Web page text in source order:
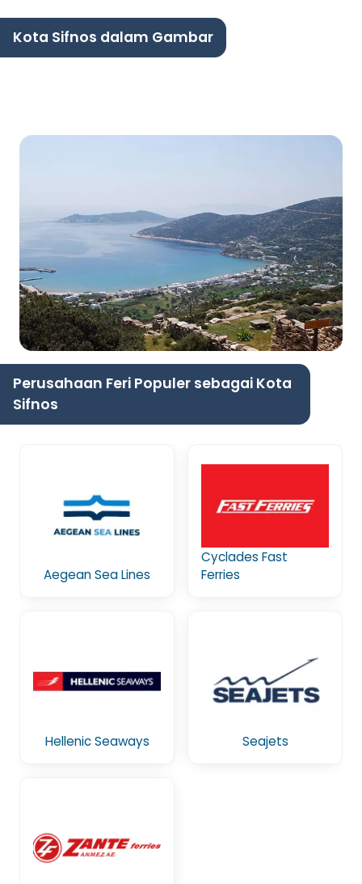
Kota Sifnos dalam Gambar
Perusahaan Feri Populer sebagai Kota
Sifnos
Aegean Sea Lines
Cyclades Fast
Ferries
Hellenic Seaways Seajets